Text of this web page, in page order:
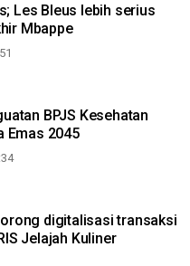
Les Bleus lebih serius
Mbappe
BPJS Kesehatan
Emas 2045
digitalisasi transaksi
Jelajah Kuliner